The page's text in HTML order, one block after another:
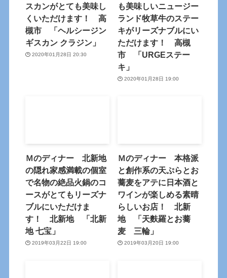
スカンがとても美味し
くいただけます！ 高
槻市 「ヘルシージン
ギスカン クラジン」
2020年01月28日 20:30
も美味しいニュージー
ランド牧草牛のステー
キがリーズナブルにい
ただけます！ 高槻
市 「URGEステー
キ」
2020年01月28日 19:00
Ｍのディナー 北新地
の隠れ家感満載の個室
で名物の絶品火鍋のコ
ースがとてもリーズナ
ブルにいただけま
す！ 北新地 「北新
地 七宝」
2019年03月22日 19:00
Ｍのディナー 本格派
と創作系の天ぷらとお
蕎麦をアテに日本酒と
ワインが楽しめる素晴
らしいお店！ 北新
地 「天麩羅とお蕎
麦 三輪」
2019年03月20日 19:00